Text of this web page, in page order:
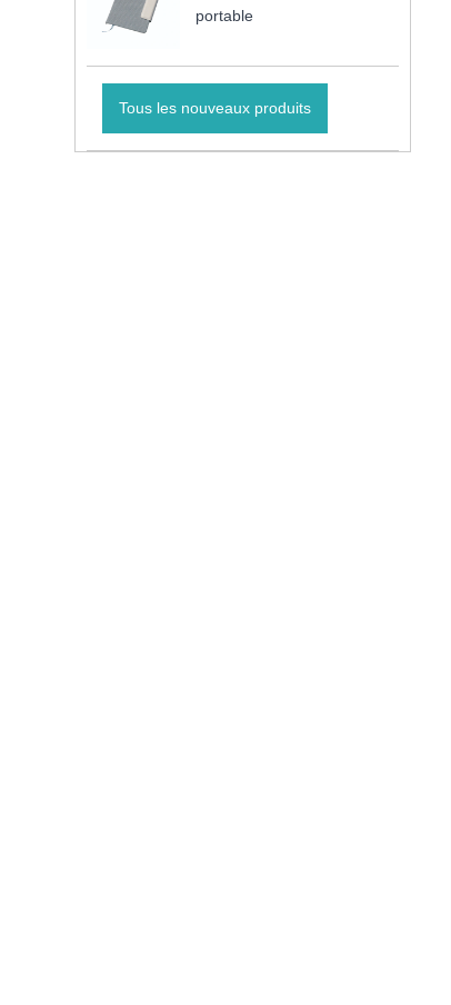
portable
Tous les nouveaux produits